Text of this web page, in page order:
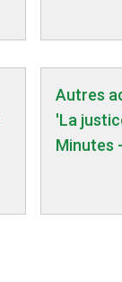
Autres
'La
Minutes